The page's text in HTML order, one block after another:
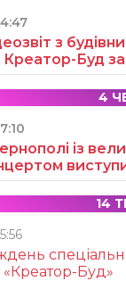
з
Креатор-Буд
4
із
14
«Креатор-Буд»